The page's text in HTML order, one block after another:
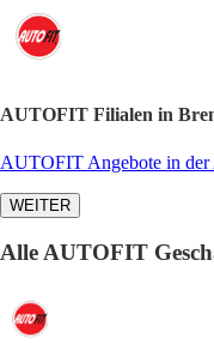
AUTOFIT Filialen in
AUTOFIT Angebote in der
WEITER
Alle AUTOFIT